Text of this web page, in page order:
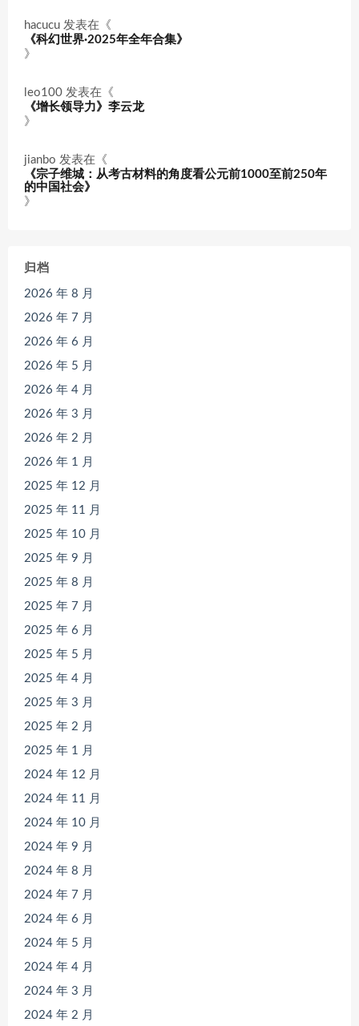
hacucu 发表在《
《科幻世界·2025年全年合集》
》
leo100 发表在《
《增长领导力》李云龙
》
jianbo 发表在《
《宗子维城：从考古材料的角度看公元前1000至前250年
的中国社会》
》
归档
2026 年 8 月
2026 年 7 月
2026 年 6 月
2026 年 5 月
2026 年 4 月
2026 年 3 月
2026 年 2 月
2026 年 1 月
2025 年 12 月
2025 年 11 月
2025 年 10 月
2025 年 9 月
2025 年 8 月
2025 年 7 月
2025 年 6 月
2025 年 5 月
2025 年 4 月
2025 年 3 月
2025 年 2 月
2025 年 1 月
2024 年 12 月
2024 年 11 月
2024 年 10 月
2024 年 9 月
2024 年 8 月
2024 年 7 月
2024 年 6 月
2024 年 5 月
2024 年 4 月
2024 年 3 月
2024 年 2 月